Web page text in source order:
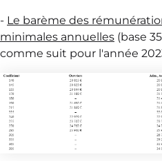
- Le barème des
minimales annuelles (base
comme suit pour l'année